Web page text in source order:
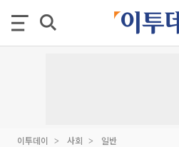
이투데이 사회 일반